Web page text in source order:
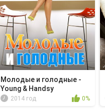
Молодые и голодные -
Young & Handsy
2014 год 0%